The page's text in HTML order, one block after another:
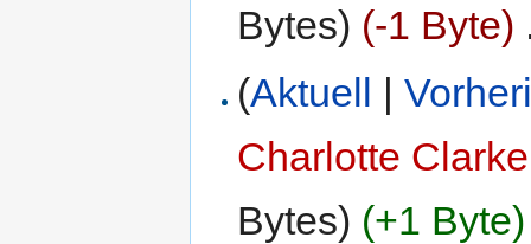
Bytes) (-1 Byte)
(Aktuell |
Charlotte Clarke
Bytes) (+1 Byte)